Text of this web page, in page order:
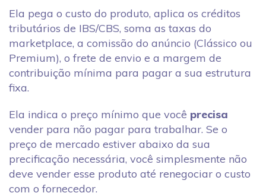
Ela pega o custo do produto, aplica os créditos
tributários de IBS/CBS, soma as taxas do
marketplace, a comissão do anúncio (Clássico ou
Premium), o frete de envio e a margem de
contribuição mínima para pagar a sua estrutura
fixa.
Ela indica o preço mínimo que você precisa
vender para não pagar para trabalhar. Se o
preço de mercado estiver abaixo da sua
precificação necessária, você simplesmente não
deve vender esse produto até renegociar o custo
com o fornecedor.